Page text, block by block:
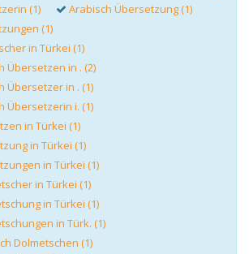
(1)
Arabisch Übersetzung (1)
(1)
in Türkei (1)
Übersetzen in . (2)
Übersetzer in . (1)
Übersetzerin i. (1)
in Türkei (1)
in Türkei (1)
in Türkei (1)
in Türkei (1)
in Türkei (1)
in Türk. (1)
Dolmetschen (1)